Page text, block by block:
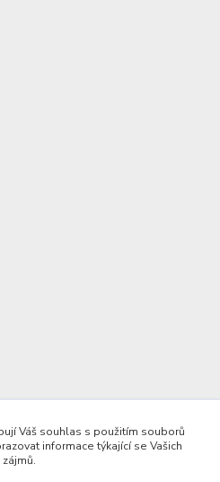
Váš souhlas s použitím souborů
informace týkající se Vašich
zájmů.